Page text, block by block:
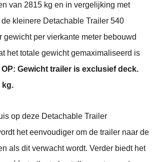
van 2815 kg en in vergelijking met
kleinere Detachable Trailer 540
gewicht per vierkante meter bebouwd
het totale gewicht gemaximaliseerd is
OP: Gewicht trailer is exclusief deck.
kg.
op deze Detachable Trailer
het eenvoudiger om de trailer naar de
als dit verwacht wordt. Verder biedt het